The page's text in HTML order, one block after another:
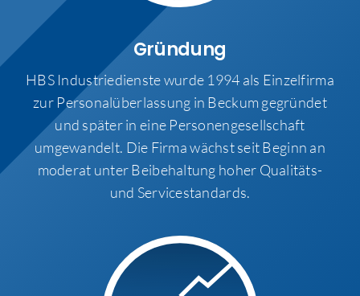
Gründung
HBS Industriedienste wurde 1994 als Einzelfirma
zur Personalüberlassung in Beckum gegründet
und später in eine Personengesellschaft
umgewandelt. Die Firma wächst seit Beginn an
moderat unter Beibehaltung hoher Qualitäts-
und Servicestandards.